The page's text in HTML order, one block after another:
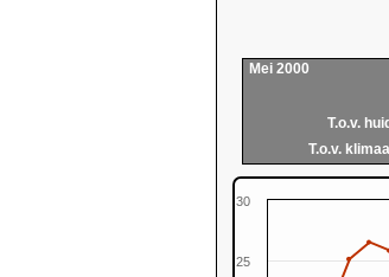
Mei 2000
T.o.v.
T.o.v.
25
30